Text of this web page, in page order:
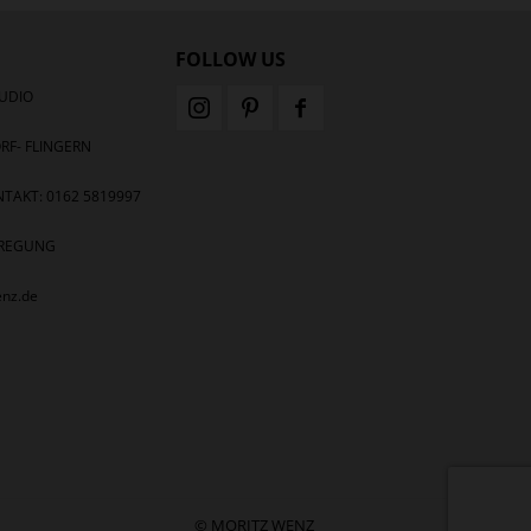
FLINGERN
0162 5819997
FOLLOW US
© MORITZ WENZ